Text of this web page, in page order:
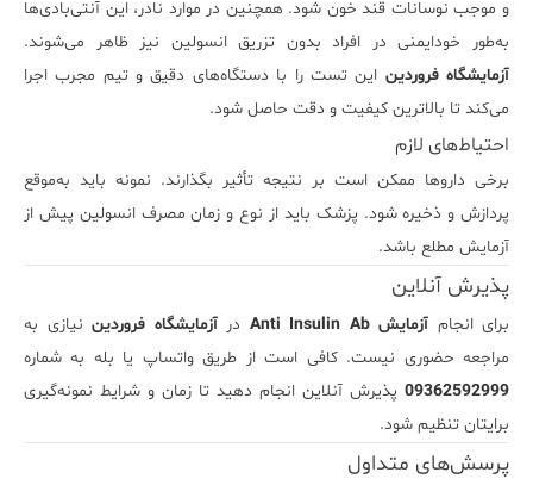
و موجب نوسانات قند خون شود. همچنین در موارد نادر،این آنتی‌بادی‌ها
به‌طور خودایمنی در افراد بدون تزریقانسولین نیزظاهر می‌شوند.
آزمایشگاهفروردین این تسترا با دستگاه‌های دقیق وتیم مجرب اجرا
می‌کند تا بالاترین کیفیت و دقت حاصل شود.
احتیاط‌های لازم
برخی داروها ممکن است بر نتیجه تأثیر بگذارند. نمونه باید به‌موقع
پردازش و ذخیرهشود. پزشک باید از نوع و زمان مصرفانسولین پیش از
آزمایش مطلع باشد.
پذیرش آنلاین
برایانجام آزمایش Anti Insulin Ab درآزمایشگاه فروردین نیازی به
مراجعه حضوری نیست.کافی استاز طریقواتساپ یا بله به شماره
09362592999 پذیرش آنلاین انجام دهید تا زمان و شرایط نمونه‌گیری
برایتان تنظیم شود.
پرسش‌های متداول